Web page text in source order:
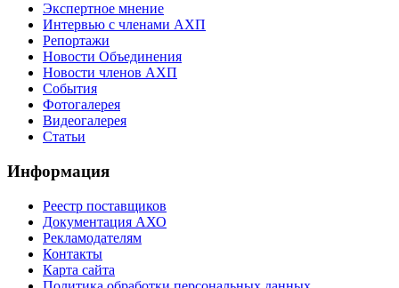
Экспертное мнение
Интервью с членами АХП
Репортажи
Новости Объединения
Новости членов АХП
События
Фотогалерея
Видеогалерея
Статьи
Информация
Реестр поставщиков
Документация АХО
Рекламодателям
Контакты
Карта сайта